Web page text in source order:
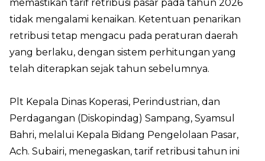
memastikan tarif retribusi pasar pada tahun 2026
tidak mengalami kenaikan. Ketentuan penarikan
retribusi tetap mengacu pada peraturan daerah
yang berlaku, dengan sistem perhitungan yang
telah diterapkan sejak tahun sebelumnya.
Plt Kepala Dinas Koperasi, Perindustrian, dan
Perdagangan (Diskopindag) Sampang, Syamsul
Bahri, melalui Kepala Bidang Pengelolaan Pasar,
Ach. Subairi, menegaskan, tarif retribusi tahun ini